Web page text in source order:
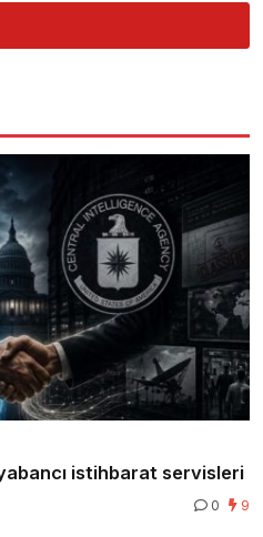
istihbarat servisleri
0 9